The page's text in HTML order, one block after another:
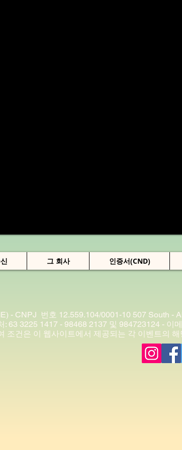
그 회사 인증서(CND)
- CNPJ 번호 12.559.104/0001-10 507 South -
: 63 3225 1417 - 98468 2137 및 984723124 - 이
조건은 이 웹사이트에서 제공되는 각 이벤트의